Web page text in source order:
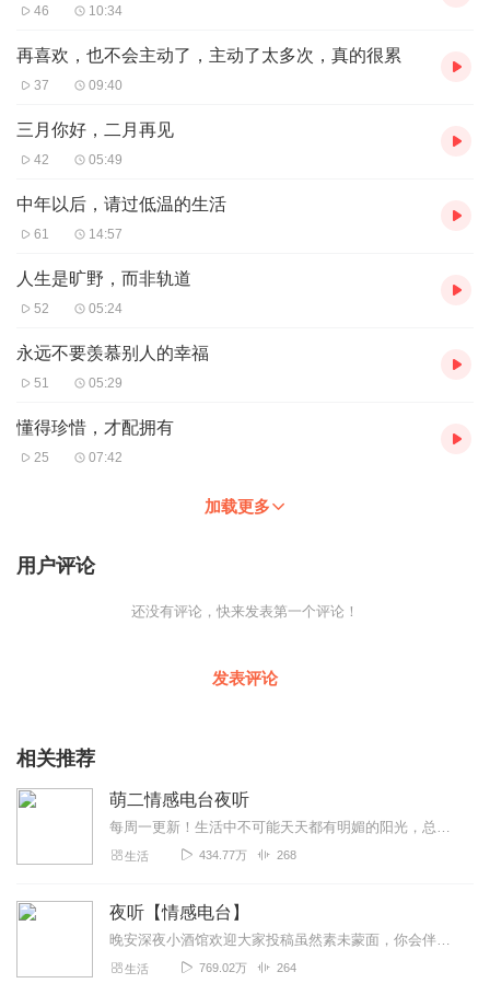
46 10:34
再喜欢，也不会主动了，主动了太多次，真的很累
37 09:40
三月你好，二月再见
42 05:49
中年以后，请过低温的生活
61 14:57
人生是旷野，而非轨道
52 05:24
永远不要羡慕别人的幸福
51 05:29
懂得珍惜，才配拥有
25 07:42
加载更多
用户评论
还没有评论，快来发表第一个评论！
发表评论
相关推荐
萌二情感电台夜听
每周一更新！生活中不可能天天都有明媚的阳光，总会有乌云和阴雨。我们无法预测未知的前程，但我们可以保持乐观、平和的心态，面对顺境时不妄自尊大，保持谦虚和进取；遇到...
生活 434.77万 268
夜听【情感电台】
晚安深夜小酒馆欢迎大家投稿虽然素未蒙面，你会伴在我左右。我希望在你不开心的时候有我在。或者开心的时候。你不离我不弃。希望以后一直有你。未必你不喜欢这个主播我...
生活 769.02万 264